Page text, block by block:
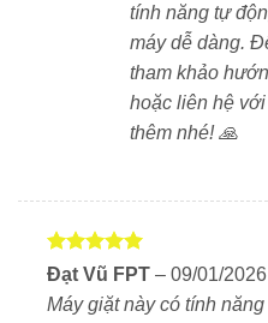
Cửa lồng viền kim
Đường kính lồng lớn
Hệ thống tự động
xả và tẩy rửa
Máy trang bị“ Triple
động đo lường 3 loại
tính năng tự
máy dễ dàng.
tham khảo
hoặc liên hệ
thêm nhé! 🙏
Được xếp
hạng
sao
Đạt Vũ FPT – 09/01/2026
Máy giặt này có tính